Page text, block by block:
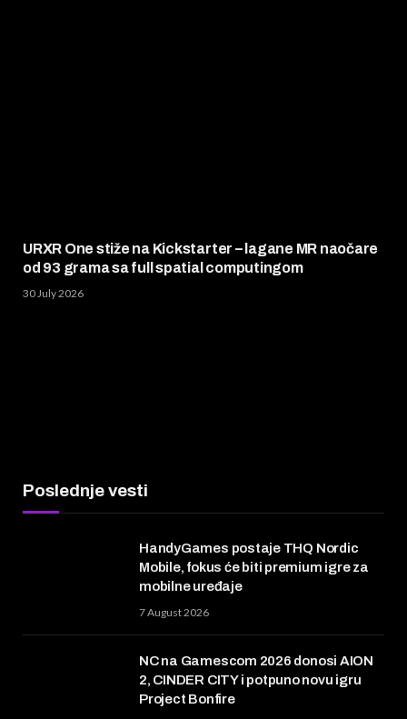
URXR One stiže na Kickstarter – lagane MR naočare
od 93 grama sa full spatial computingom
30 July 2026
Poslednje vesti
HandyGames postaje THQ Nordic
Mobile, fokus će biti premium igre za
mobilne uređaje
7 August 2026
NC na Gamescom 2026 donosi AION
2, CINDER CITY i potpuno novu igru
Project Bonfire